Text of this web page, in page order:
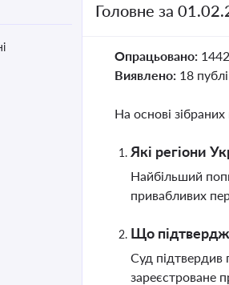
Головне за
Опрацьовано:
Виявлено: 18
На основі
Які регіони
Найбільший
привабливих
Що
Суд підтвердив
зареєстроване